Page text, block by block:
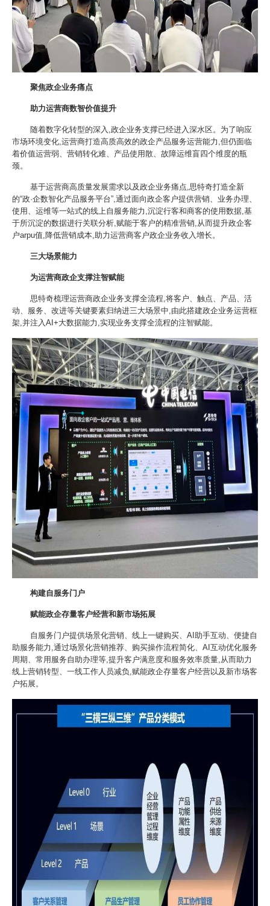
聚焦政企业务痛点
助力运营商数智价值提升
随着数字化转型的深入,政企业务支撑已经进入深水区。为了响应
市场环境变化,运营商打造高质高效的政企产品服务运营能力,但仍面临
着价值运营弱、营销转化难、产品使用散、故障运维盲四个维度的瓶
颈。
基于运营商高质量发展需求以及政企业务痛点,思特奇打造全新
的“政·企数智化产品服务平台”,通过面向政企客户提供营销、业务办理、
使用、运维等一站式的线上自服务能力,沉淀行客和商客的使用数据,基
于所沉淀的数据进行关联分析,赋能于客户的精准营销,从而提升政企客
户arpu值,降低营销成本,助力运营商客户政企业务收入增长。
三大场景能力
为运营商政企支撑注智赋能
思特奇梳理运营商政企业务支撑全流程,将客户、触点、产品、活
动、服务、改进等关键要素归纳进三大场景中,由此搭建政企业务运营框
架,并注入AI+大数据能力,实现业务支撑全流程的注智赋能。
构建自服务门户
赋能政企存量客户经营和新市场拓展
自服务门户提供场景化营销、线上一键购买、AI助手互动、便捷自
助服务能力,通过场景化营销推荐、购买操作流程简化、AI互动优化服务
周期、常用服务自助办理等,提升客户满意度和服务效率质量,从而助力
线上营销转型、一线工作人员减负,赋能政企存量客户经营以及新市场客
户拓展。